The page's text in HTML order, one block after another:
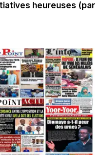
heureuses (par